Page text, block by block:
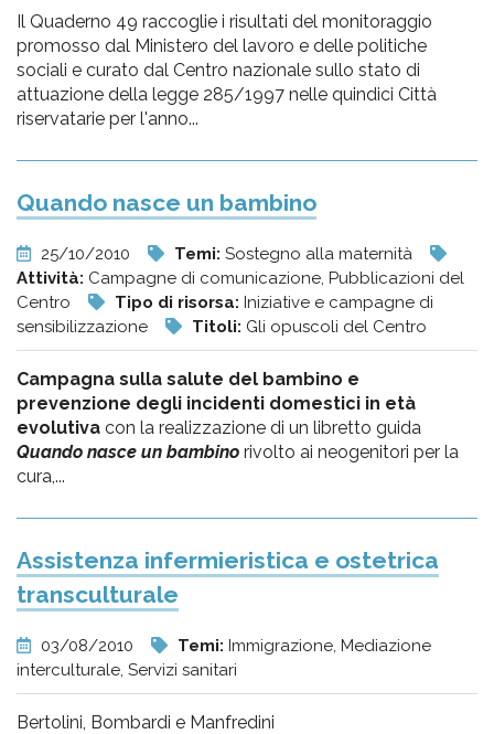
Il Quaderno 49 raccoglie i risultati del monitoraggio
promosso dal Ministero del lavoro e delle politiche
sociali e curato dal Centro nazionale sullo stato di
attuazione della legge 285/1997 nelle quindici Città
riservatarie per l'anno...
Quando nasce un bambino
25/10/2010 Temi: Sostegno alla maternità
Attività: Campagne di comunicazione, Pubblicazioni del
Centro
Tipo di risorsa: Iniziative e campagne di
sensibilizzazione
Titoli: Gli opuscoli del Centro
Campagna sulla salute del bambino e
prevenzione degli incidenti domestici in età
evolutiva con la realizzazione di un libretto guida
Quando nasce un bambino rivolto ai neogenitori per la
cura,...
Assistenza infermieristica e ostetrica
transculturale
03/08/2010 Temi: Immigrazione, Mediazione
interculturale, Servizi sanitari
Bertolini, Bombardi e Manfredini